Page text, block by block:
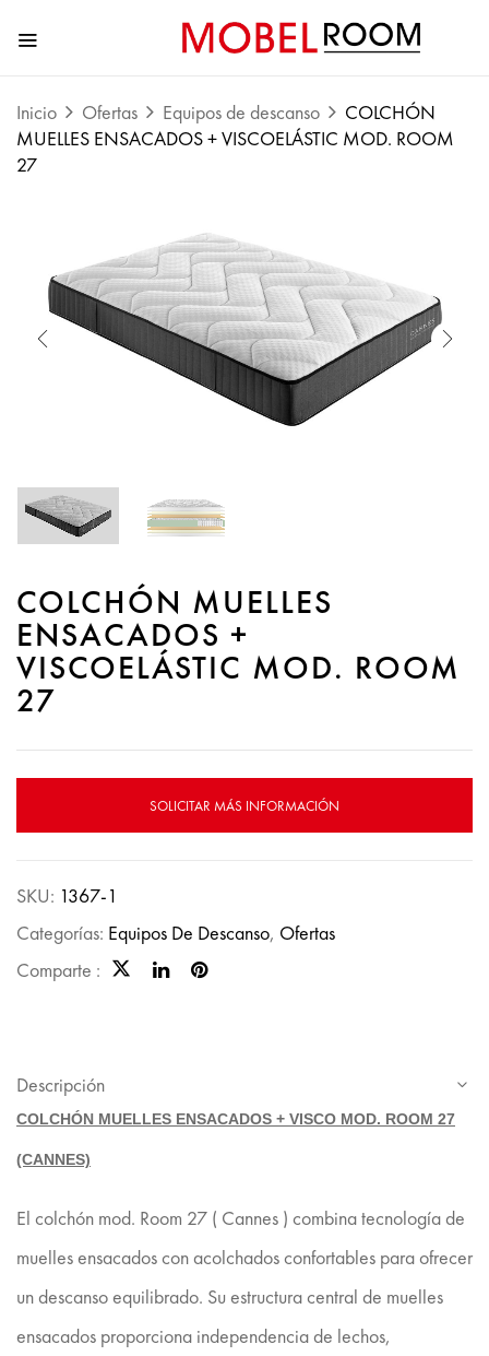
Inicio Ofertas Equipos de descanso
COLCHÓN
MUELLES ENSACADOS + VISCOELÁSTIC MOD. ROOM
27
COLCHÓN MUELLES
ENSACADOS +
VISCOELÁSTIC MOD. ROOM
27
SOLICITAR MÁS INFORMACIÓN
SKU: 1367-1
Categorías: Equipos De Descanso, Ofertas
Comparte :
Descripción
COLCHÓN MUELLES ENSACADOS + VISCO MOD. ROOM 27
(CANNES)
El colchón mod. Room 27 ( Cannes ) combina tecnología de
muelles ensacados con acolchados confortables para ofrecer
un descanso equilibrado. Su estructura central de muelles
ensacados proporciona independencia de lechos,